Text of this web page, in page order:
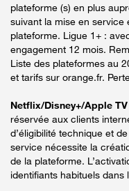
plateforme (s) en plus
suivant la mise en service
plateforme. Ligue 1+ :
engagement 12 mois.
Liste des plateformes au
et tarifs sur orange.fr.
Netflix/Disney+/Apple TV
réservée aux clients
d’éligibilité technique et
service nécessite la
de la plateforme.
identifiants habituels dans